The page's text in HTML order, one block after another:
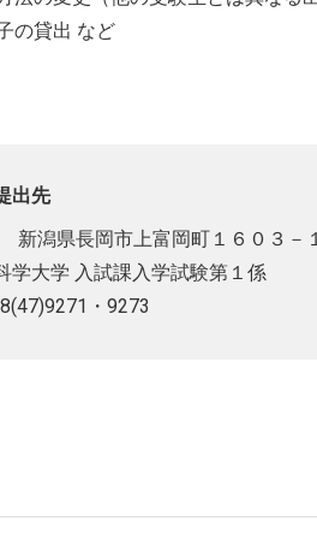
の貸出 など
出先
潟県長岡市上富岡町１６０３－
大学 入試課入学試験第１係
・9273